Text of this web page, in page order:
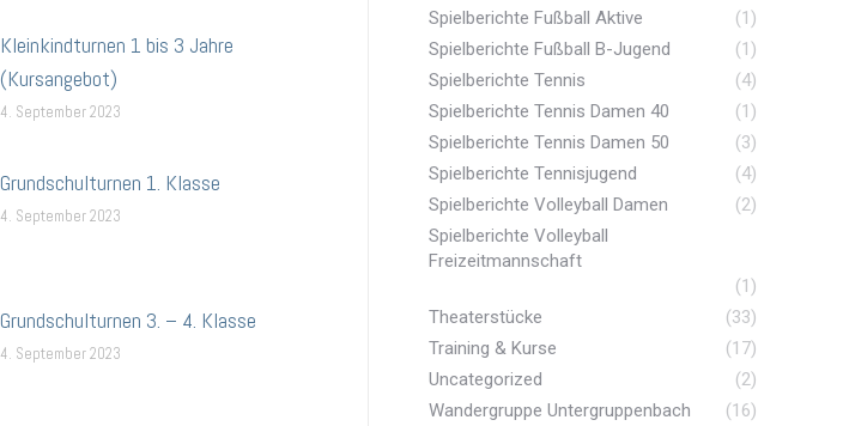
Kleinkindturnen 1 bis 3 Jahre
(Kursangebot)
4. September 2023
Grundschulturnen 1. Klasse
4. September 2023
Grundschulturnen 3. – 4. Klasse
4. September 2023
Spielberichte Fußball Aktive
(1)
Spielberichte Fußball B-Jugend
(1)
Spielberichte Tennis
(4)
Spielberichte Tennis Damen 40
(1)
Spielberichte Tennis Damen 50
(3)
Spielberichte Tennisjugend
(4)
Spielberichte Volleyball Damen
(2)
Spielberichte Volleyball
Freizeitmannschaft
(1)
Theaterstücke
(33)
Training & Kurse
(17)
Uncategorized
(2)
Wandergruppe Untergruppenbach
(16)